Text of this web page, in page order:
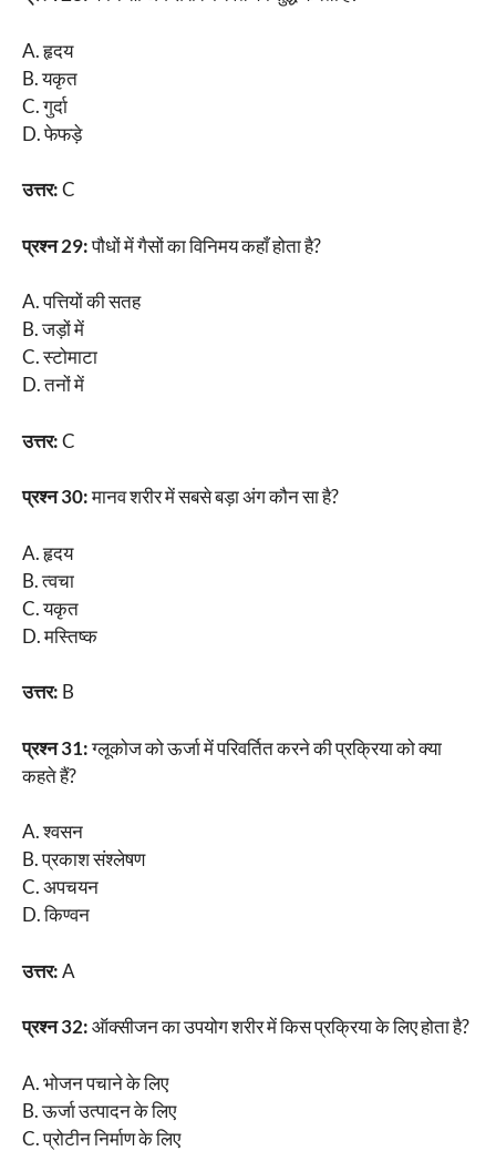
A. हृदय
B. यकृत
C. गुर्दा
D. फेफड़े
उत्तर:C
प्रश्न 29:पौधों में गैसों का विनिमय कहाँ होता है?
A. पत्तियों की सतह
B. जड़ों में
C. स्टोमाटा
D. तनों में
उत्तर:C
प्रश्न 30:मानव शरीर में सबसे बड़ा अंग कौन सा है?
A. हृदय
B. त्वचा
C. यकृत
D. मस्तिष्क
उत्तर: B
प्रश्न 31:ग्लूकोज को ऊर्जा में परिवर्तित करने की प्रक्रिया को क्या
कहते हैं?
A. श्वसन
B. प्रकाश संश्लेषण
C. अपचयन
D. किण्वन
उत्तर:A
प्रश्न 32:ऑक्सीजन का उपयोग शरीर में किस प्रक्रिया के लिए होता है?
A. भोजन पचाने के लिए
B. ऊर्जा उत्पादन के लिए
C. प्रोटीन निर्माण के लिए